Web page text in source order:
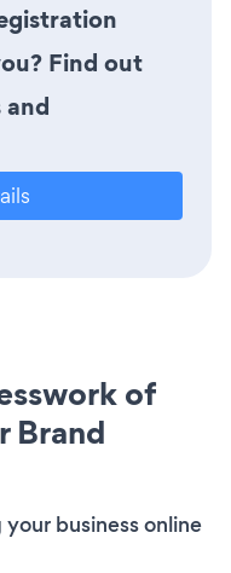
Find out
of
Brand
business online